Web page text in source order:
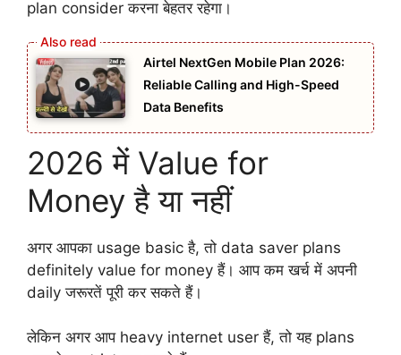
plan consider करना बेहतर रहेगा।
Airtel NextGen Mobile Plan 2026:
Reliable Calling and High-Speed
Data Benefits
2026 में Value for
Money है या नहीं
अगर आपका usage basic है, तो data saver plans
definitely value for money हैं। आप कम खर्च में अपनी
daily जरूरतें पूरी कर सकते हैं।
लेकिन अगर आप heavy internet user हैं, तो यह plans